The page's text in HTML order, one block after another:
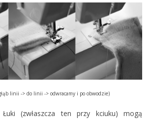
linii -> do linii -> odwracamy i po obwodzie)
(zwłaszcza ten przy kciuku) mogą